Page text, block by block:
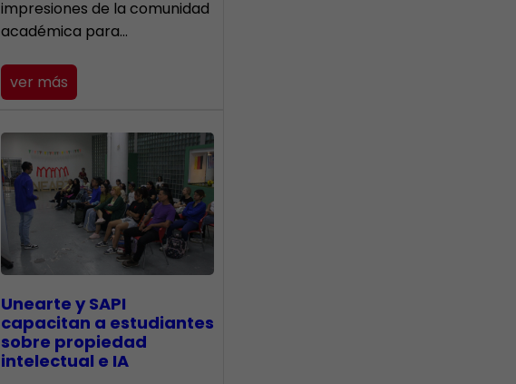
impresiones de la comunidad
académica para…
ver más
Unearte y SAPI
capacitan a estudiantes
sobre propiedad
intelectual e IA